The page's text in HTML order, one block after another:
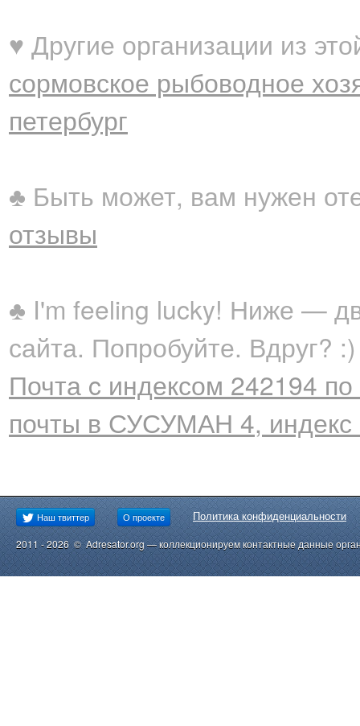
♥ Другие организации из
сормовское рыбоводное
петербург
♣ Быть может, вам нужен
отзывы
♣ I'm feeling lucky! Ниже —
сайта. Попробуйте. Вдруг? :)
Почта c индексом 242194
почты в СУСУМАН 4, индекс
Наш твиттер О проекте Политика конфиденциальности
2011 - 2026 © Adresator.org — коллекционируем контактные данные